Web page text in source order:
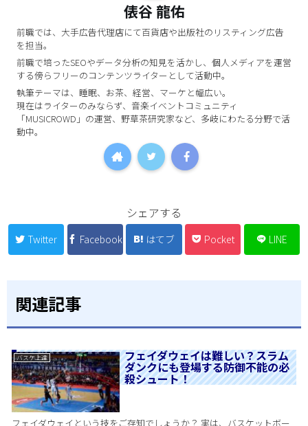
俵谷 龍佑
前職では、大手広告代理店にて百貨店や出版社のリスティング広告
を担当。
前職で培ったSEOやデータ分析の知見を活かし、個人メディアを運営
する傍らフリーのコンテンツライターとして活動中。
執筆テーマは、睡眠、お茶、経営、マーケと幅広い。
現在はライターのみならず、音楽イベントコミュニティ
「MUSICROWD」の運営、野草茶研究家など、多岐にわたる分野で活
動中。
シェアする
Twitter Facebook はてブ Pocket LINE
関連記事
バスケ上達 フェイダウェイは難しい？スラム
ダンクにも登場する防御不能の必
殺シュート！
フェイダウェイという技をご存知でしょうか？ 実は、バスケットボー